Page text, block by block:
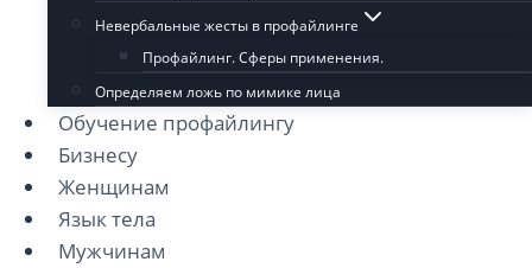
Невербальные жесты в профайлинге
Профайлинг. Сферы применения.
Определяем ложь по мимике лица
Обучение профайлингу
Бизнесу
Женщинам
Язык тела
Мужчинам